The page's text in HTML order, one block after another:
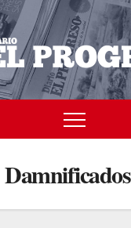
Damnificados